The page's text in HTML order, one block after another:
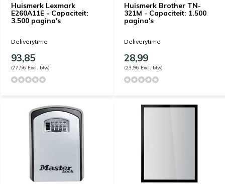
Huismerk Lexmark
E260A11E - Capaciteit:
3.500 pagina's
Deliverytime
93,85
(77,56 Excl. btw)
Huismerk Brother TN-
321M - Capaciteit: 1.500
pagina's
Deliverytime
28,99
(23,96 Excl. btw)